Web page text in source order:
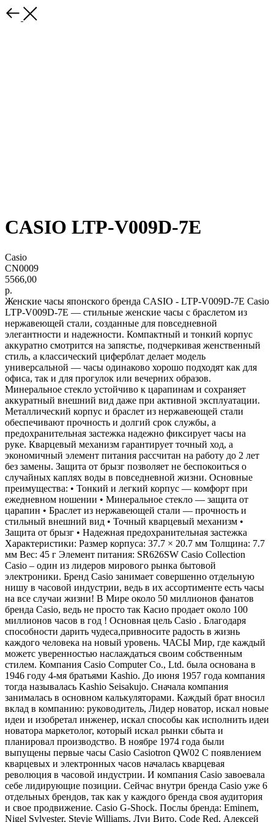
CASIO LTP-V009D-7E
Casio
CN0009
5566,00
р.
Женские часы японского бренда CASIO - LTP-V009D-7E Casio
LTP-V009D-7E — стильные женские часы с браслетом из
нержавеющей стали, созданные для повседневной
элегантности и надежности. Компактный и тонкий корпус
аккуратно смотрится на запястье, подчеркивая женственный
стиль, а классический циферблат делает модель
универсальной — часы одинаково хорошо подходят как для
офиса, так и для прогулок или вечерних образов.
Минеральное стекло устойчиво к царапинам и сохраняет
аккуратный внешний вид даже при активной эксплуатации.
Металлический корпус и браслет из нержавеющей стали
обеспечивают прочность и долгий срок службы, а
предохранительная застежка надежно фиксирует часы на
руке. Кварцевый механизм гарантирует точный ход, а
экономичный элемент питания рассчитан на работу до 2 лет
без замены. Защита от брызг позволяет не беспокоиться о
случайных каплях воды в повседневной жизни. Основные
преимущества: • Тонкий и легкий корпус — комфорт при
ежедневном ношении • Минеральное стекло — защита от
царапин • Браслет из нержавеющей стали — прочность и
стильный внешний вид • Точный кварцевый механизм •
Защита от брызг • Надежная предохранительная застежка
Характеристики: Размер корпуса: 37.7 × 20.7 мм Толщина: 7.7
мм Вес: 45 г Элемент питания: SR626SW Casio Collection
Casio – один из лидеров мирового рынка бытовой
электроники. Бренд Casio занимает совершенно отдельную
нишу в часовой индустрии, ведь в их ассортименте есть часы
на все случаи жизни! В Мире около 50 миллионов фанатов
бренда Casio, ведь не просто так Касио продает около 100
миллионов часов в год ! Основная цель Casio . Благодаря
способности дарить чудеса,привносите радость в жизнь
каждого человека на новый уровень. ЧАСЫ Мир, где каждый
можетс уверенностью наслаждаться своим собственным
стилем. Компания Casio Computer Co., Ltd. была основана в
1946 году 4-мя братьями Kashio. До июня 1957 года компания
тогда называлась Kashio Seisakujo. Сначала компания
занималась в основном калькуляторами. Каждый брат вносил
вклад в компанию: руководитель, Лидер новатор, искал новые
идеи и изобретал инженер, искал способы как исполнить идеи
новатора маркетолог, который искал рынки сбыта и
планировал производство. В ноябре 1974 года были
выпущены первые часы Casio Casiotron QW02 С появлением
кварцевых и электронных часов началась кварцевая
революция в часовой индустрии. И компания Casio завоевала
себе лидирующие позиции. Сейчас внутри бренда Casio уже 6
отдельных брендов, так как у каждого бренда своя аудитория
и свое продвижение. Casio G-Shock. Послы бренда: Eminem,
Nigel Sylvester, Stevie Williams, Луи Вито, Code Red, Алексей